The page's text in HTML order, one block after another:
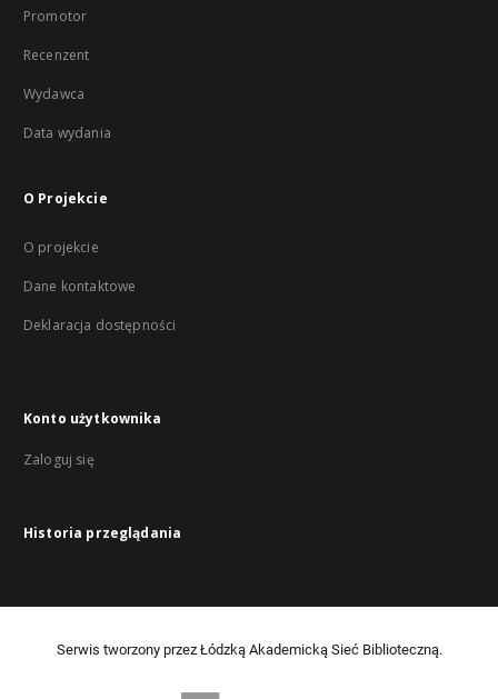
Promotor
Recenzent
Wydawca
Data wydania
O Projekcie
O projekcie
Dane kontaktowe
Deklaracja dostępności
Konto użytkownika
Zaloguj się
Historia przeglądania
Serwis tworzony przez Łódzką Akademicką Sieć Biblioteczną.